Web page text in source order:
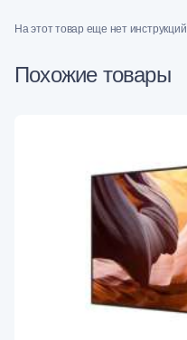
На этот товар еще нет инструкций
Похожие товары